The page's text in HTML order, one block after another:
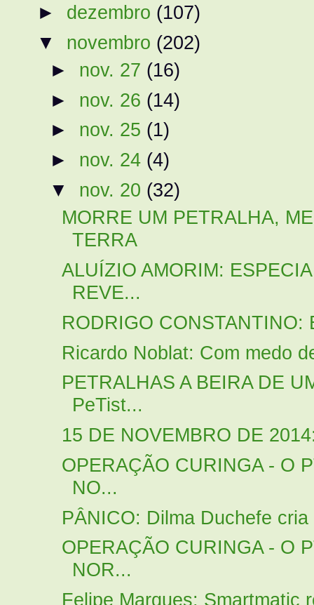
► dezembro (107)
▼ novembro (202)
► nov. 27 (16)
► nov. 26 (14)
► nov. 25 (1)
► nov. 24 (4)
▼ nov. 20 (32)
MORRE UM PETRALHA,
TERRA
ALUÍZIO AMORIM:
REVE...
RODRIGO
Ricardo Noblat: Com medo
PETRALHAS A BEIRA DE
PeTist...
15 DE NOVEMBRO DE
OPERAÇÃO CURINGA - O
NO...
PÂNICO: Dilma Duchefe
OPERAÇÃO CURINGA - O
NOR...
Felipe Marques: Smartmatic